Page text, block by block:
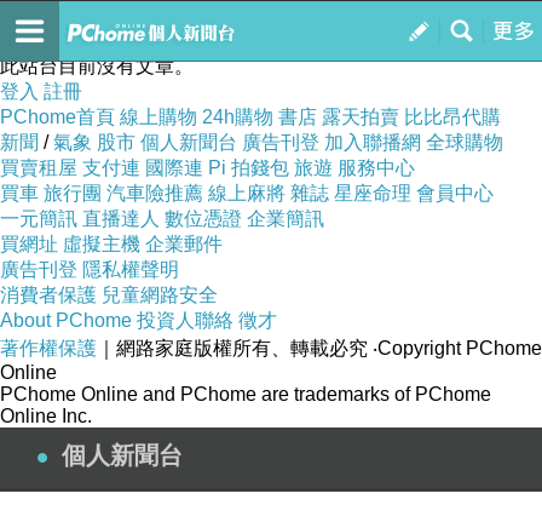
我的
訂閱
洪鳳株
此站台目前沒有文章。
登入 註冊
PChome首頁 線上購物 24h購物 書店 露天拍賣 比比昂代購
新聞 /氣象 股市 個人新聞台 廣告刊登 加入聯播網 全球購物
買賣租屋 支付連 國際連 Pi 拍錢包 旅遊 服務中心
買車 旅行團 汽車險推薦 線上麻將 雜誌 星座命理 會員中心
一元簡訊 直播達人 數位憑證 企業簡訊
買網址 虛擬主機 企業郵件
廣告刊登 隱私權聲明
消費者保護 兒童網路安全
About PChome 投資人聯絡 徵才
著作權保護 ｜網路家庭版權所有、轉載必究 ‧Copyright PChome
Online
PChome Online and PChome are trademarks of PChome
Online Inc.
個人新聞台